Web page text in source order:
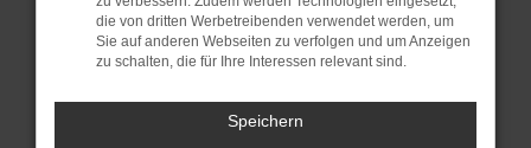
sind.
Veraltete Software birgt nicht nur ein
Sicherheitsrisiko, sondern kann auch dazu
führen, dass bestimmte Funktionen nicht mehr
unterstützt werden.
die von dritten Werbetreibenden verwendet werden, um
Sie auf anderen Webseiten zu verfolgen und um Anzeigen
zu schalten, die für Ihre Interessen relevant sind.
Speichern